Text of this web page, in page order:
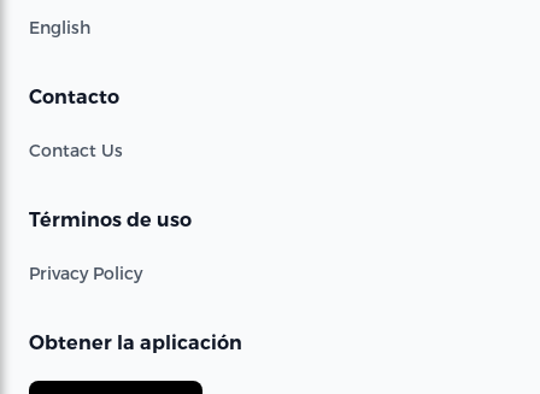
English
Contacto
Contact Us
Términos de uso
Privacy Policy
Obtener la aplicación